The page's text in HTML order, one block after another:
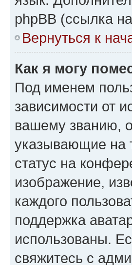
phpBB (ссылка
Вернуться к
Как я могу
Под именем
зависимости от
вашему званию,
указывающие на
статус на
изображение,
каждого
поддержка
использованы.
свяжитесь с